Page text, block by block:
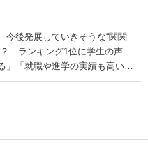
後発展していきそうな“関関
？ ランキング1位に学生の声
」「就職や進学の実績も高い」